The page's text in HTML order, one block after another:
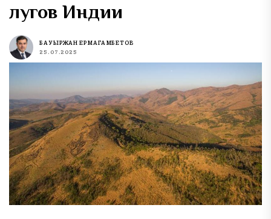
лугов Индии
БАУЫРЖАН ЕРМАГАМБЕТОВ
25.07.2025